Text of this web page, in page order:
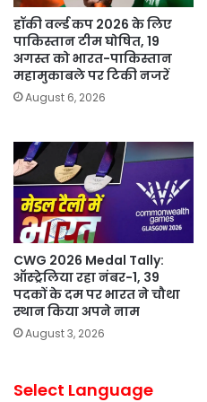
हॉकी वर्ल्ड कप 2026 के लिए
पाकिस्तान टीम घोषित, 19
अगस्त को भारत-पाकिस्तान
महामुकाबले पर टिकी नजरें
August 6, 2026
CWG 2026 Medal Tally:
ऑस्ट्रेलिया रहा नंबर-1, 39
पदकों के दम पर भारत ने चौथा
स्थान किया अपने नाम
August 3, 2026
Select Language